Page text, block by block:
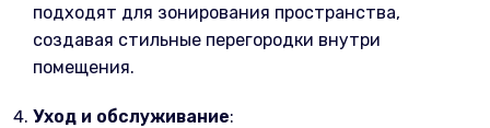
подходят для зонирования пространства,
создавая стильные перегородки внутри
помещения.
Уход и обслуживание: